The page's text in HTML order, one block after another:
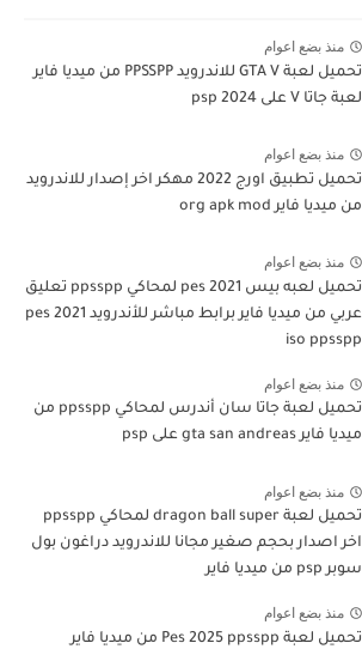
منذ بضع اعوام
تحميل لعبة GTA V للاندرويد PPSSPP من ميديا فاير
لعبة جاتا V على psp 2024
منذ بضع اعوام
تحميل تطبيق اورج 2022 مهكر اخر إصدار للاندرويد
من ميديا فاير org apk mod
منذ بضع اعوام
تحميل لعبه بيس pes 2021 لمحاكي ppsspp تعليق
عربي من ميديا فاير برابط مباشر للأندرويد pes 2021
iso ppsspp
منذ بضع اعوام
تحميل لعبة جاتا سان أندرس لمحاكي ppsspp من
ميديا فاير gta san andreas على psp
منذ بضع اعوام
تحميل لعبة dragon ball super لمحاكي ppsspp
اخر اصدار بحجم صغير مجانا للاندرويد دراغون بول
سوبر psp من ميديا فاير
منذ بضع اعوام
تحميل لعبة Pes 2025 ppsspp من ميديا فاير